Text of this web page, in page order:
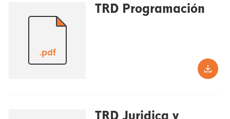
.pdf
TRD Programación
TRD Juridica y